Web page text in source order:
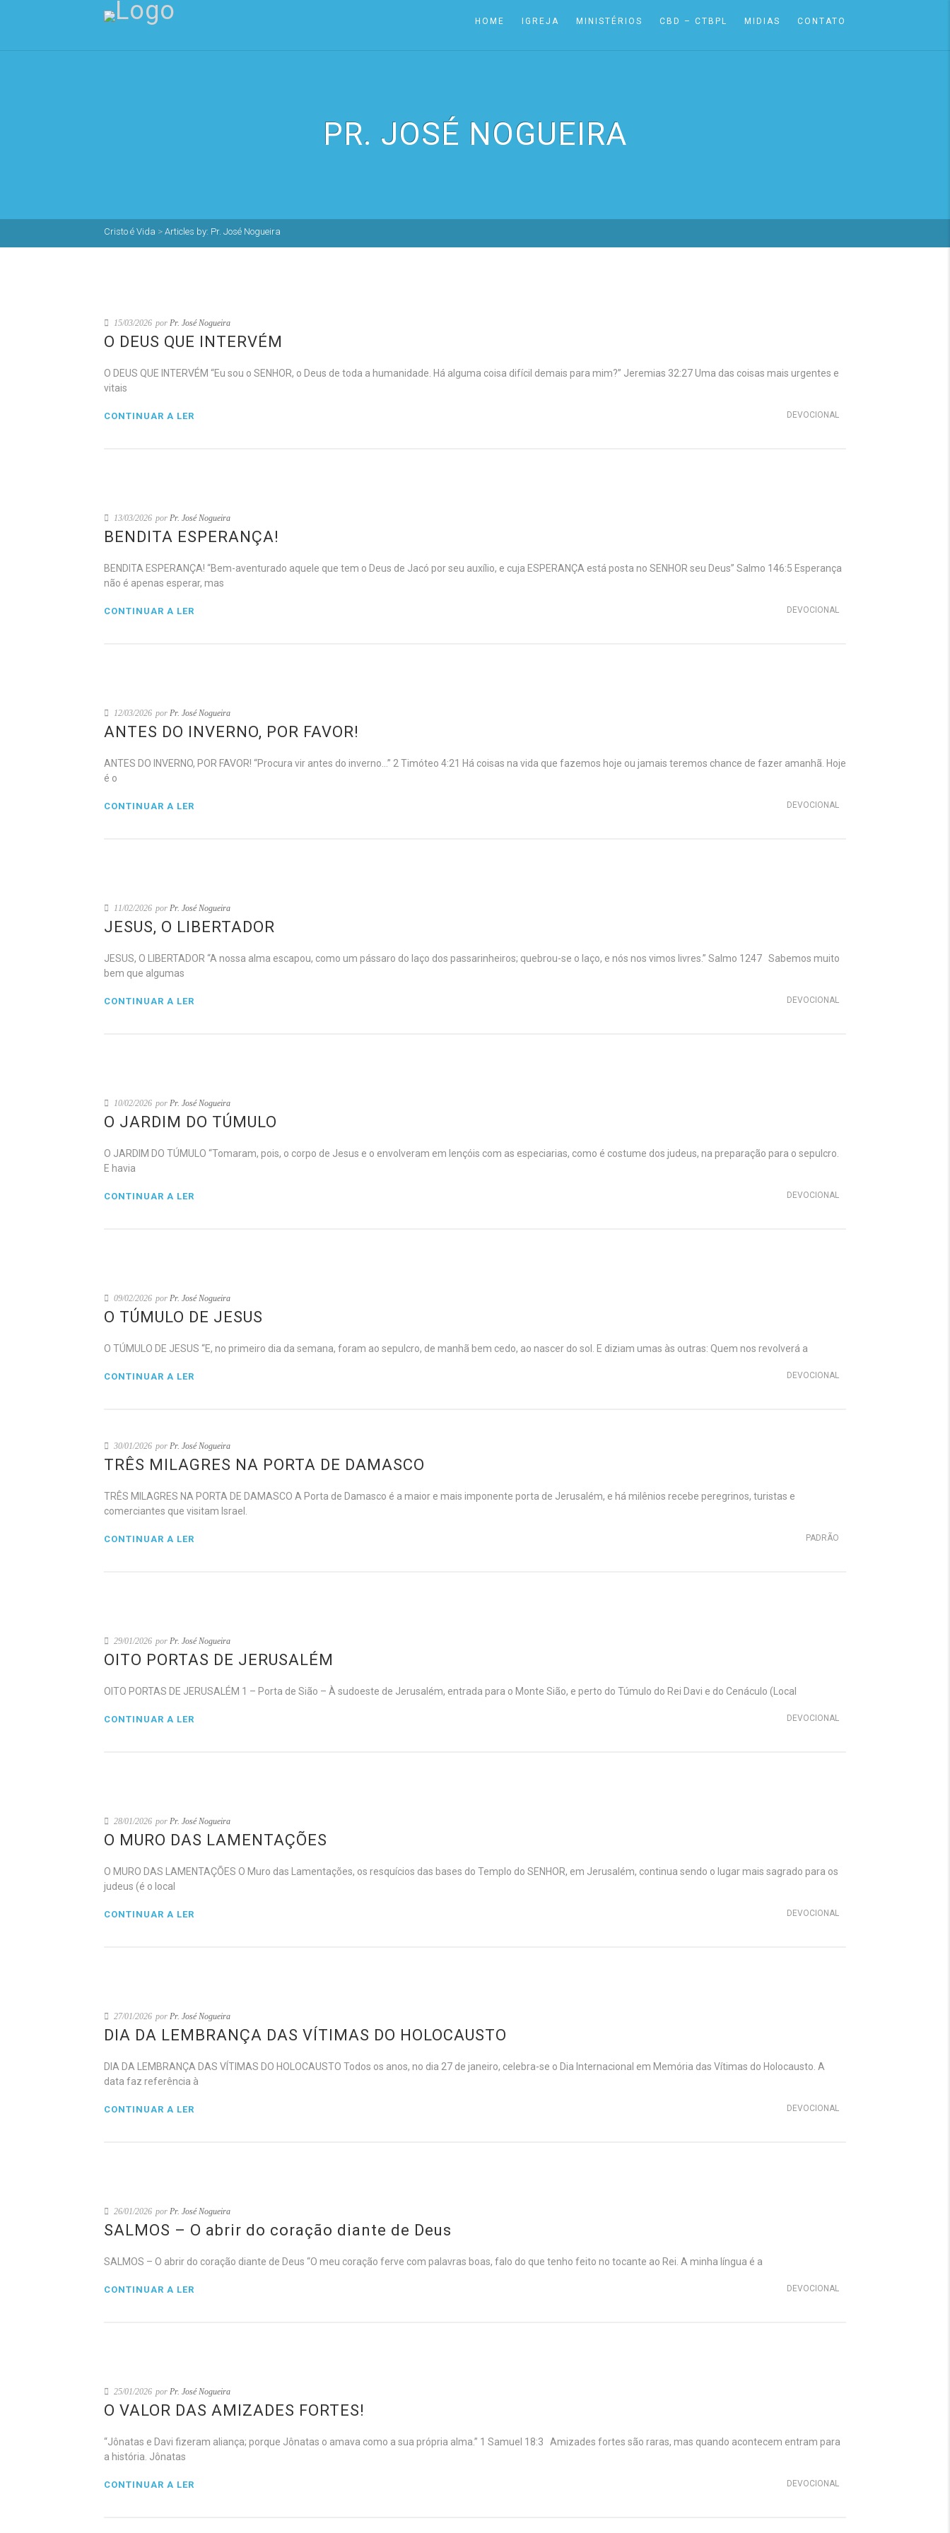
HOME IGREJA MINISTÉRIOS CBD – CTBPL MIDIAS CONTATO
PR. JOSÉ NOGUEIRA
Cristo é Vida > Articles by: Pr. José Nogueira
15/03/2026 por Pr. José Nogueira
O DEUS QUE INTERVÉM
O DEUS QUE INTERVÉM “Eu sou o SENHOR, o Deus de toda a humanidade. Há alguma coisa difícil demais para mim?” Jeremias 32:27 Uma das coisas mais urgentes e
vitais
DEVOCIONAL
CONTINUAR A LER
13/03/2026 por Pr. José Nogueira
BENDITA ESPERANÇA!
BENDITA ESPERANÇA! “Bem-aventurado aquele que tem o Deus de Jacó por seu auxílio, e cuja ESPERANÇA está posta no SENHOR seu Deus” Salmo 146:5 Esperança
não é apenas esperar, mas
DEVOCIONAL
CONTINUAR A LER
12/03/2026 por Pr. José Nogueira
ANTES DO INVERNO, POR FAVOR!
ANTES DO INVERNO, POR FAVOR! “Procura vir antes do inverno…” 2 Timóteo 4:21 Há coisas na vida que fazemos hoje ou jamais teremos chance de fazer amanhã. Hoje
é o
DEVOCIONAL
CONTINUAR A LER
11/02/2026 por Pr. José Nogueira
JESUS, O LIBERTADOR
JESUS, O LIBERTADOR “A nossa alma escapou, como um pássaro do laço dos passarinheiros; quebrou-se o laço, e nós nos vimos livres.” Salmo 1247 Sabemos muito
bem que algumas
DEVOCIONAL
CONTINUAR A LER
10/02/2026 por Pr. José Nogueira
O JARDIM DO TÚMULO
O JARDIM DO TÚMULO “Tomaram, pois, o corpo de Jesus e o envolveram em lençóis com as especiarias, como é costume dos judeus, na preparação para o sepulcro.
E havia
DEVOCIONAL
CONTINUAR A LER
09/02/2026 por Pr. José Nogueira
O TÚMULO DE JESUS
O TÚMULO DE JESUS “E, no primeiro dia da semana, foram ao sepulcro, de manhã bem cedo, ao nascer do sol. E diziam umas às outras: Quem nos revolverá a
DEVOCIONAL
CONTINUAR A LER
30/01/2026 por Pr. José Nogueira
TRÊS MILAGRES NA PORTA DE DAMASCO
TRÊS MILAGRES NA PORTA DE DAMASCO A Porta de Damasco é a maior e mais imponente porta de Jerusalém, e há milênios recebe peregrinos, turistas e
comerciantes que visitam Israel.
PADRÃO
CONTINUAR A LER
29/01/2026 por Pr. José Nogueira
OITO PORTAS DE JERUSALÉM
OITO PORTAS DE JERUSALÉM 1 – Porta de Sião – À sudoeste de Jerusalém, entrada para o Monte Sião, e perto do Túmulo do Rei Davi e do Cenáculo (Local
DEVOCIONAL
CONTINUAR A LER
28/01/2026 por Pr. José Nogueira
O MURO DAS LAMENTAÇÕES
O MURO DAS LAMENTAÇÕES O Muro das Lamentações, os resquícios das bases do Templo do SENHOR, em Jerusalém, continua sendo o lugar mais sagrado para os
judeus (é o local
DEVOCIONAL
CONTINUAR A LER
27/01/2026 por Pr. José Nogueira
DIA DA LEMBRANÇA DAS VÍTIMAS DO HOLOCAUSTO
DIA DA LEMBRANÇA DAS VÍTIMAS DO HOLOCAUSTO Todos os anos, no dia 27 de janeiro, celebra-se o Dia Internacional em Memória das Vítimas do Holocausto. A
data faz referência à
DEVOCIONAL
CONTINUAR A LER
26/01/2026 por Pr. José Nogueira
SALMOS – O abrir do coração diante de Deus
SALMOS – O abrir do coração diante de Deus “O meu coração ferve com palavras boas, falo do que tenho feito no tocante ao Rei. A minha língua é a
DEVOCIONAL
CONTINUAR A LER
25/01/2026 por Pr. José Nogueira
O VALOR DAS AMIZADES FORTES!
“Jônatas e Davi fizeram aliança; porque Jônatas o amava como a sua própria alma.” 1 Samuel 18:3 Amizades fortes são raras, mas quando acontecem entram para
a história. Jônatas
DEVOCIONAL
CONTINUAR A LER